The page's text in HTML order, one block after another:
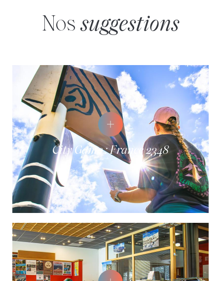
Nos suggestions
City Game : France 2348